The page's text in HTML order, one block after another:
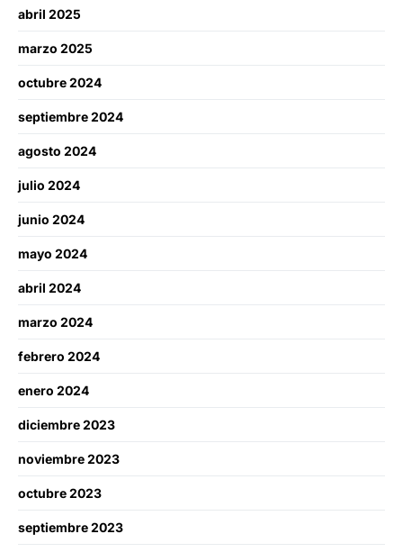
abril 2025
marzo 2025
octubre 2024
septiembre 2024
agosto 2024
julio 2024
junio 2024
mayo 2024
abril 2024
marzo 2024
febrero 2024
enero 2024
diciembre 2023
noviembre 2023
octubre 2023
septiembre 2023